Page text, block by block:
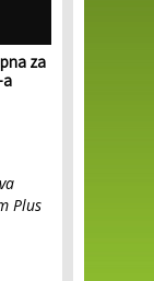
za
Plus